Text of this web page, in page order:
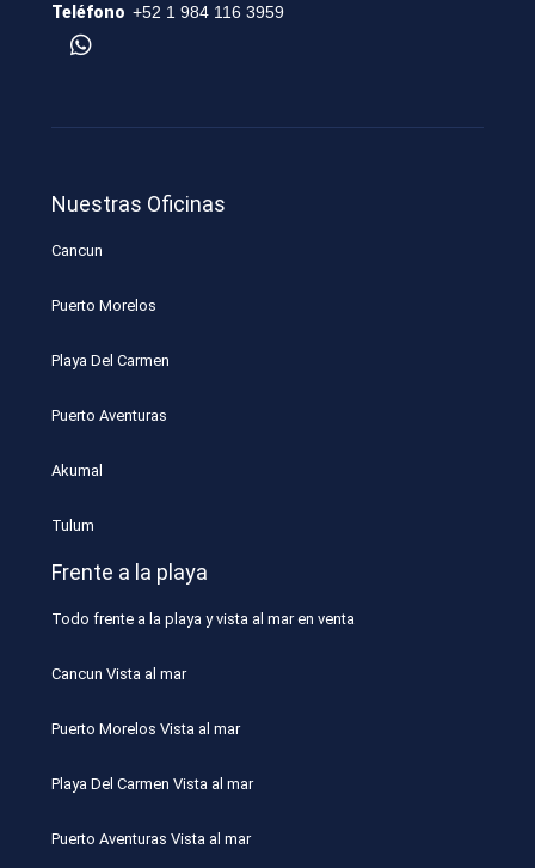
Teléfono +52 1 984 116 3959
Nuestras Oficinas
Cancun
Puerto Morelos
Playa Del Carmen
Puerto Aventuras
Akumal
Tulum
Frente a la playa
Todo frente a la playa y vista al mar en venta
Cancun Vista al mar
Puerto Morelos Vista al mar
Playa Del Carmen Vista al mar
Puerto Aventuras Vista al mar